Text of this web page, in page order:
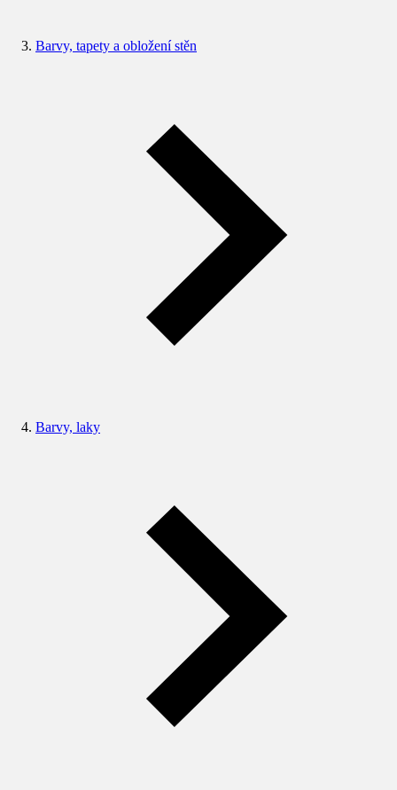
Barvy, tapety a obložení stěn
Barvy, laky